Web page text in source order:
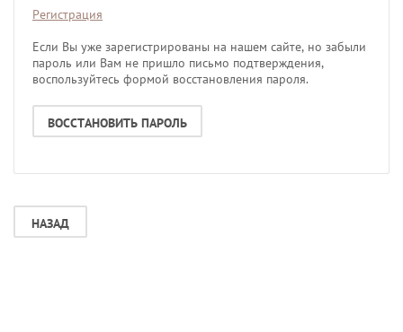
Регистрация
Если Вы уже зарегистрированы на нашем сайте, но забыли
пароль или Вам не пришло письмо подтверждения,
воспользуйтесь формой восстановления пароля.
ВОССТАНОВИТЬ ПАРОЛЬ
НАЗАД